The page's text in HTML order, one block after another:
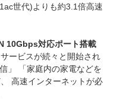
世代)よりも約3.1倍高速
10Gbps対応ポート搭載
ービスが続々と開始され
」 「家庭内の家電などを
高速インターネットが必